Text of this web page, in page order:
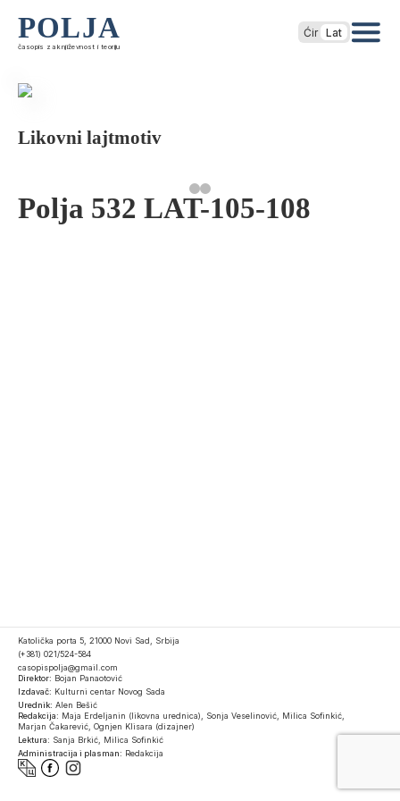
POLJA
časopis za književnost i teoriju
Ćir Lat
Likovni lajtmotiv
Polja 532 LAT-105-108
Katolička porta 5, 21000 Novi Sad, Srbija
(+381) 021/524-584
casopispolja@gmail.com
Direktor: Bojan Panaotović
Izdavač: Kulturni centar Novog Sada
Urednik: Alen Bešić
Redakcija: Maja Erdeljanin (likovna urednica), Sonja Veselinović, Milica Sofinkić,
Marjan Čakarević, Ognjen Klisara (dizajner)
Lektura: Sanja Brkić, Milica Sofinkić
Administracija i plasman: Redakcija